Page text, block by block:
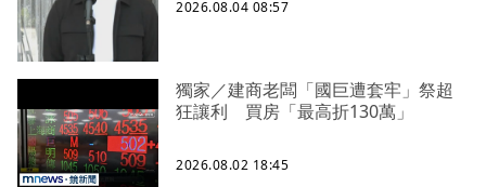
2026.08.04 08:57
獨家／建商老闆「國巨遭套牢」祭超
狂讓利 買房「最高折130萬」
2026.08.02 18:45